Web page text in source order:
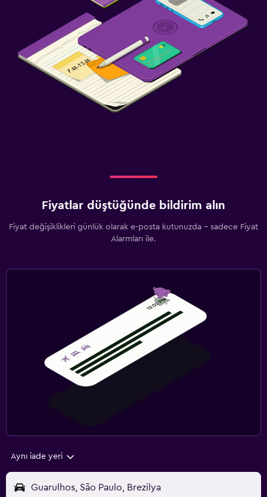
Fiyatlar düştüğünde bildirim alın
Fiyat değişiklikleri günlük olarak e-posta kutunuzda - sadece Fiyat
Alarmları ile.
Aynı iade yeri
Guarulhos, São Paulo, Brezilya